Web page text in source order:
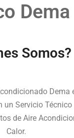
Somos?
Servicio
de Aire
Calor.